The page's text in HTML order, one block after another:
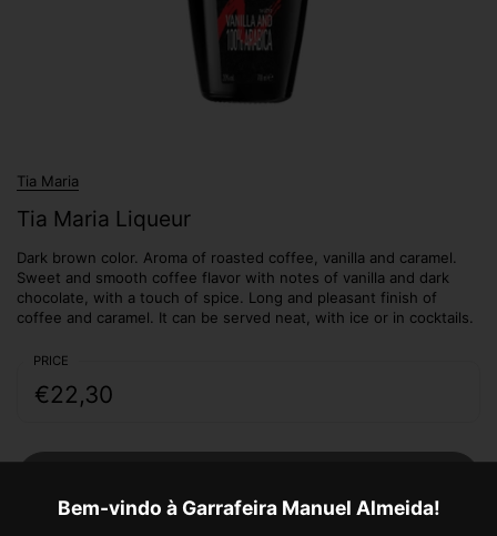
Tia Maria
Tia Maria Liqueur
Dark brown color. Aroma of roasted coffee, vanilla and caramel.
Sweet and smooth coffee flavor with notes of vanilla and dark
chocolate, with a touch of spice. Long and pleasant finish of
coffee and caramel. It can be served neat, with ice or in cocktails.
PRICE
€22,30
Bem-vindo à Garrafeira Manuel Almeida!